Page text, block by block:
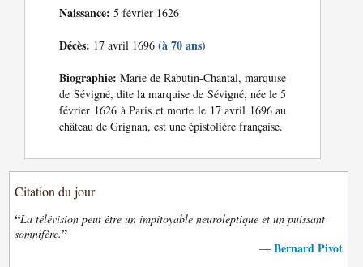
Naissance: 5 février 1626
Décès: 17 avril 1696(à 70 ans)
Biographie: Marie de Rabutin-Chantal, marquise
de Sévigné, dite la marquise de Sévigné, née le 5
février 1626 à Paris et morte le 17 avril 1696 au
château de Grignan, est une épistolière française.
Citation du jour
“La télévision peut être un impitoyable neuroleptique et un puissant
somnifère.”
— Bernard Pivot